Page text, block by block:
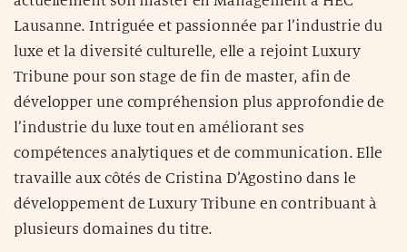
Lausanne. Intriguée et passionnée par l’industrie du
luxe et la diversité culturelle, elle a rejoint Luxury
Tribune pour son stage de fin de master, afin de
développer une compréhension plus approfondie de
l’industrie du luxe tout en améliorant ses
compétences analytiques et de communication. Elle
travaille aux côtés de Cristina D’Agostino dans le
développement de Luxury Tribune en contribuant à
plusieurs domaines du titre.